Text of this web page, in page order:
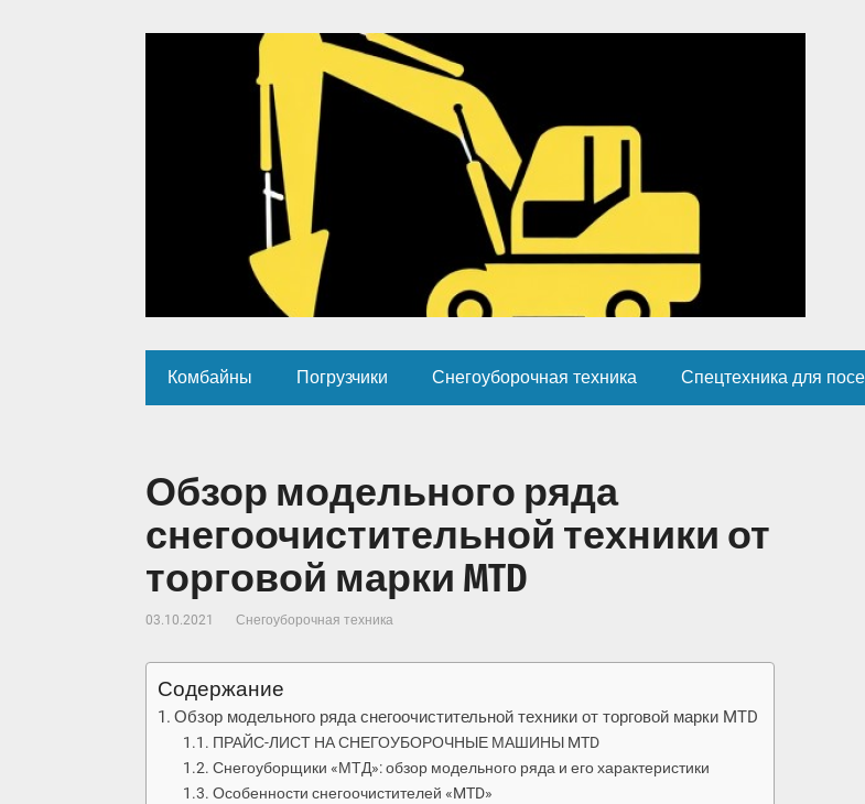
Комбайны Погрузчики Снегоуборочная техника Спецтехника для
Обзор модельного ряда
снегоочистительной техники от
торговой марки MTD
03.10.2021 Снегоуборочная техника
Содержание
Обзор модельного ряда снегоочистительной техники от торговой марки MTD
ПРАЙС-ЛИСТ НА СНЕГОУБОРОЧНЫЕ МАШИНЫ MTD
Снегоуборщики «МТД»: обзор модельного ряда и его характеристики
Особенности снегоочистителей «MTD»